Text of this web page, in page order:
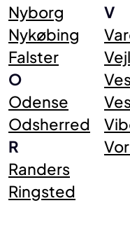
Nyborg
Nykøbing
Falster
O
Odense
Odsherred
R
Randers
Ringsted
V